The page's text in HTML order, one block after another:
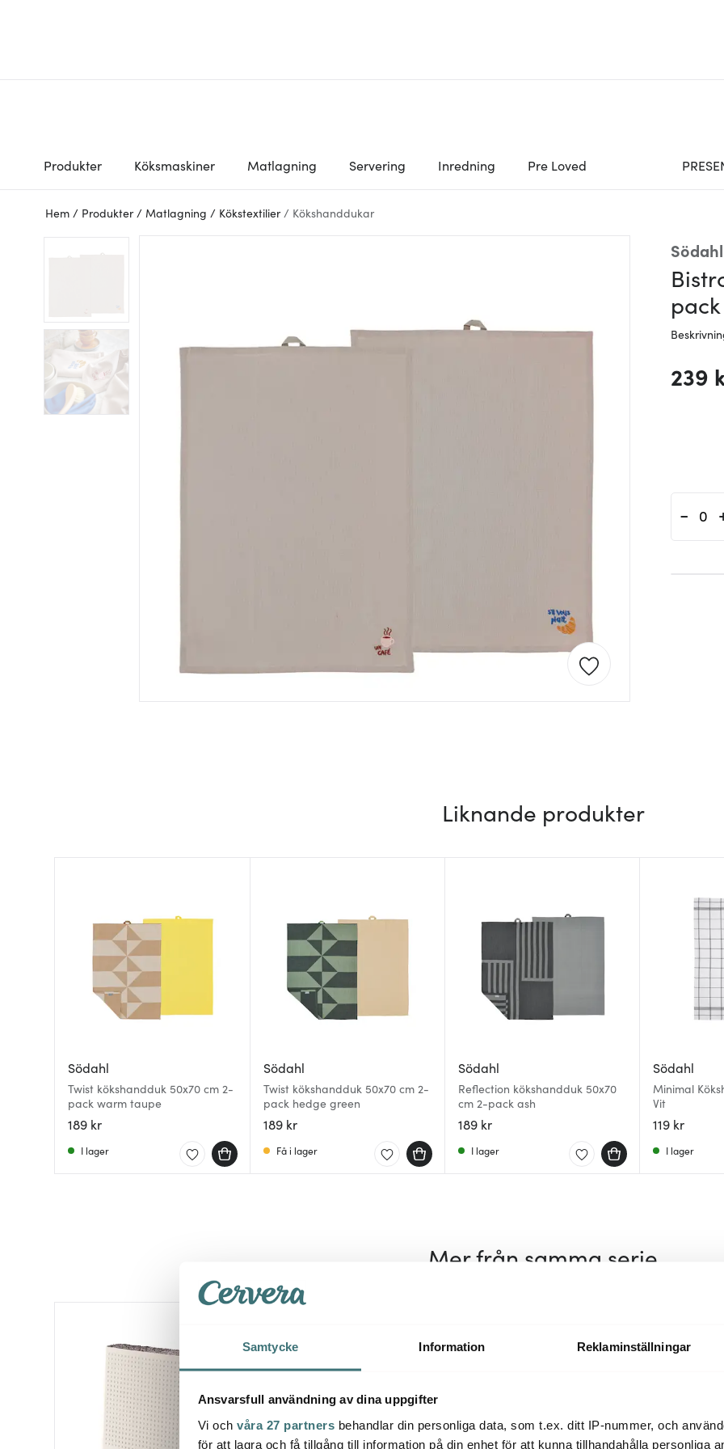
Samtycke Information Reklaminställningar
Ansvarsfull användning av dina uppgifter
Vi och våra 27 partners behandlar din personliga data, som t.ex. ditt IP-nummer, och
för att lagra och få tillgång till information på din enhet för att kunna tillhandahålla personliga
Produkter Köksmaskiner Matlagning Servering Inredning Pre Loved
Hem / Produkter / Matlagning / Kökstextilier / Kökshanddukar
Södahl
239
-
Liknande produkter
Södahl
Twist kökshandduk 50x70 cm 2-
pack warm taupe
189 kr
I lager
Södahl
Twist kökshandduk 50x70 cm 2-
pack hedge green
189 kr
Få i lager
Södahl
Reflection kökshandduk 50x70
cm 2-pack ash
189 kr
I lager
Södahl
Minimal
Vit
119 kr
I lager
Mer från samma serie